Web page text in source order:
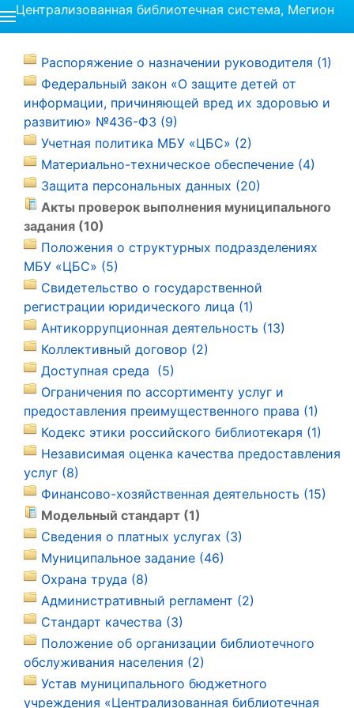
Централизованная библиотечная система, Мегион
Распоряжение о назначении руководителя (1)
Федеральный закон «О защите детей от
информации, причиняющей вред их здоровью и
развитию» №436-ФЗ (9)
Учетная политика МБУ «ЦБС» (2)
Материально-техническое обеспечение (4)
Защита персональных данных (20)
Акты проверок выполнения муниципального
задания (10)
Положения о структурных подразделениях
МБУ «ЦБС» (5)
Свидетельство о государственной
регистрации юридического лица (1)
Антикоррупционная деятельность (13)
Коллективный договор (2)
Доступная среда (5)
Ограничения по ассортименту услуг и
предоставления преимущественного права (1)
Кодекс этики российского библиотекаря (1)
Независимая оценка качества предоставления
услуг (8)
Финансово-хозяйственная деятельность (15)
Модельный стандарт (1)
Сведения о платных услугах (3)
Муниципальное задание (46)
Охрана труда (8)
Административный регламент (2)
Стандарт качества (3)
Положение об организации библиотечного
обслуживания населения (2)
Устав муниципального бюджетного
учреждения «Централизованная библиотечная